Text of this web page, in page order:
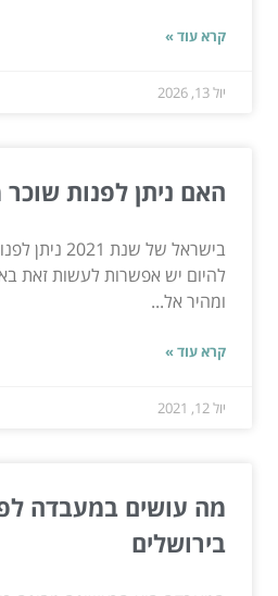
קרא עוד »
יול 13, 2026
האם ניתן לפנות שוכר
בישראל של שנת
להיום יש אפשרות לעשות זאת
ומהיר אל...
קרא עוד »
יול 12, 2021
מה עושים במעבדה
בירושלים